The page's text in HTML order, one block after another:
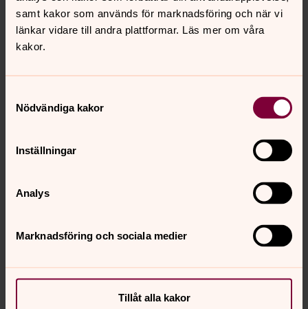
samt kakor som används för marknadsföring och när vi
länkar vidare till andra plattformar. Läs mer om våra
kakor.
Nödvändiga kakor
Inställningar
Analys
Marknadsföring och sociala medier
Tillåt alla kakor